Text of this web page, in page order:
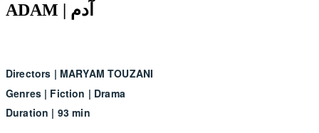
ADAM | آدم
Directors | MARYAM TOUZANI
Genres| Fiction | Drama
Duration | 93 min